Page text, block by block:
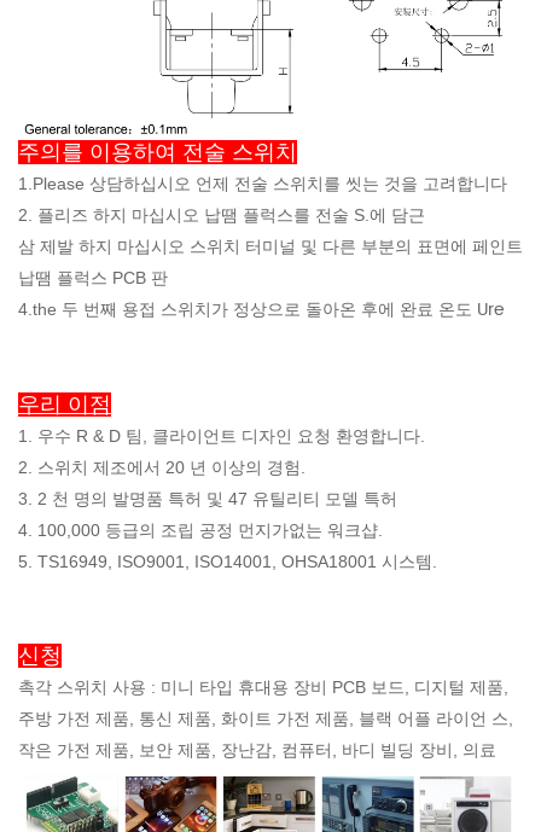
주의를 이용하여 전술 스위치
1.Please 상담하십시오 언제 전술 스위치를 씻는 것을 고려합니다
2. 플리즈 하지 마십시오 납땜 플럭스를 전술 S.에 담근
삼 제발 하지 마십시오 스위치 터미널 및 다른 부분의 표면에 페인트
납땜 플럭스 PCB 판
4.the 두 번째 용접 스위치가 정상으로 돌아온 후에 완료 온도 Ure
우리 이점
1. 우수 R & D 팀, 클라이언트 디자인 요청 환영합니다.
2. 스위치 제조에서 20 년 이상의 경험.
3. 2 천 명의 발명품 특허 및 47 유틸리티 모델 특허
4. 100,000 등급의 조립 공정 먼지가없는 워크샵.
5. TS16949, ISO9001, ISO14001, OHSA18001 시스템.
신청
촉각 스위치 사용 : 미니 타입 휴대용 장비 PCB 보드, 디지털 제품,
주방 가전 제품, 통신 제품, 화이트 가전 제품, 블랙 어플 라이언 스,
작은 가전 제품, 보안 제품, 장난감, 컴퓨터, 바디 빌딩 장비, 의료